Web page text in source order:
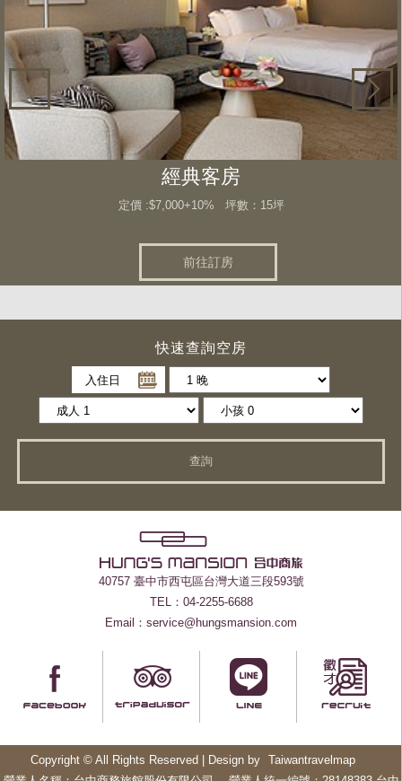
前往訂房
經典客房
定價 :$7,000+10% 坪數：15坪
快速查詢空房
入住日
查詢
40757 臺中市西屯區台灣大道三段593號
TEL：04-2255-6688
Email：service@hungsmansion.com
Copyright © All Rights Reserved | Design by Taiwantravelmap